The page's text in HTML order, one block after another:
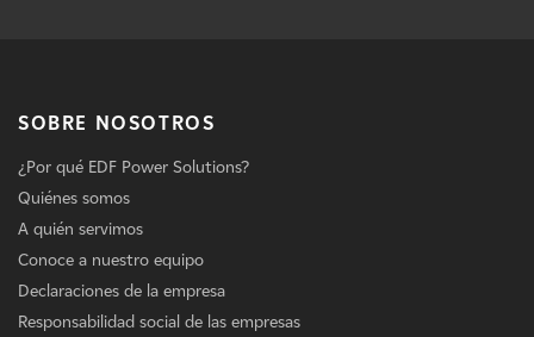
SOBRE NOSOTROS
¿Por qué EDF Power Solutions?
Quiénes somos
A quién servimos
Conoce a nuestro equipo
Declaraciones de la empresa
Responsabilidad social de las empresas